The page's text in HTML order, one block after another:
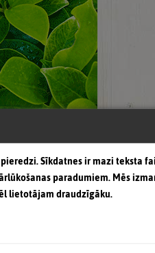
Sīkdatnes ir mazi teksta
paradumiem. Mēs
lietotājam draudzīgāku.